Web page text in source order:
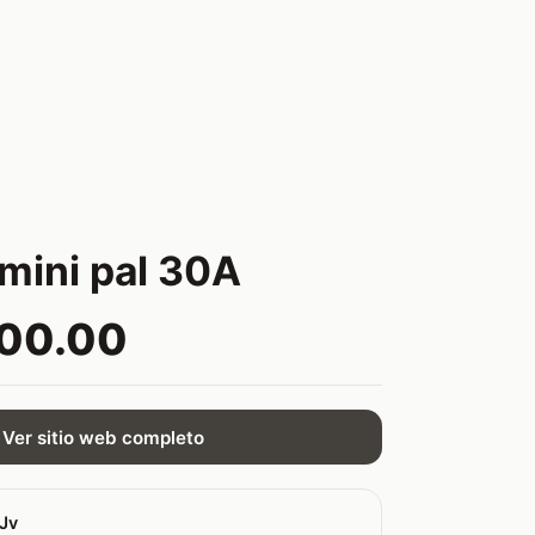
pal 30A
Ver sitio web completo